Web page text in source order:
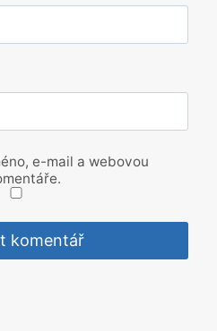
e-mail a webovou